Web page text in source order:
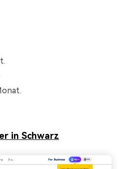
in Schwarz